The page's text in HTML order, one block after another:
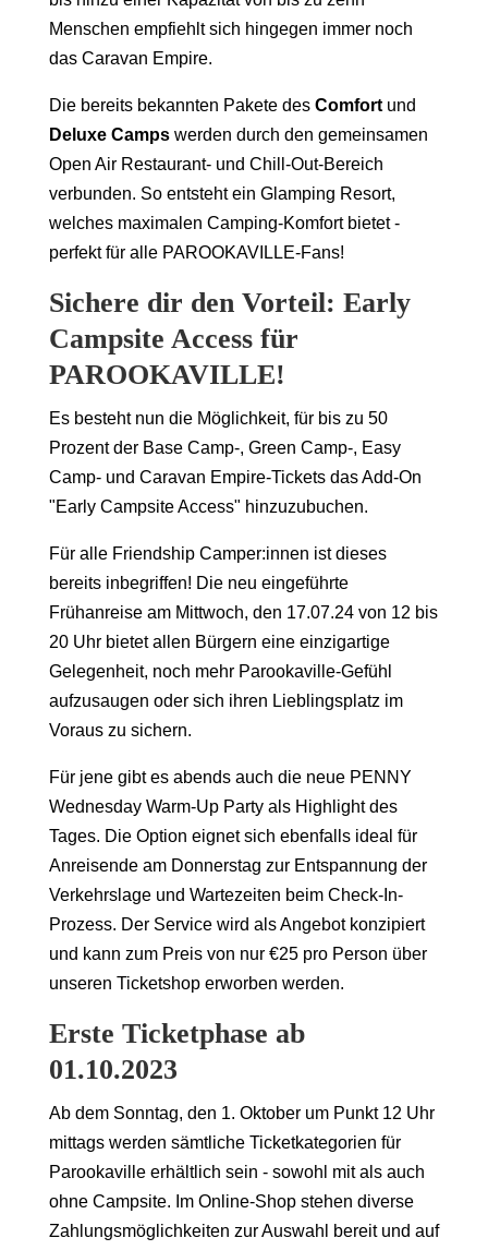
Menschen empfiehlt sich hingegen immer noch
das Caravan Empire.
Die bereits bekannten Pakete des Comfort und
Deluxe Campswerden durch den gemeinsamen
Open Air Restaurant- und Chill-Out-Bereich
verbunden. So entsteht ein Glamping Resort,
welches maximalen Camping-Komfort bietet -
perfekt für alle PAROOKAVILLE-Fans!
Sichere dir den Vorteil: Early
Campsite Access für
PAROOKAVILLE!
Es besteht nun die Möglichkeit, für bis zu 50
Prozent der Base Camp-, Green Camp-, Easy
Camp- und Caravan Empire-Tickets das Add-On
"Early Campsite Access" hinzuzubuchen.
Für alle Friendship Camper:innen ist dieses
bereits inbegriffen! Die neu eingeführte
Frühanreise am Mittwoch, den 17.07.24 von 12 bis
20 Uhr bietet allen Bürgern eine einzigartige
Gelegenheit, noch mehr Parookaville-Gefühl
aufzusaugen oder sich ihren Lieblingsplatz im
Voraus zu sichern.
Für jene gibt es abends auch die neue PENNY
Wednesday Warm-Up Party als Highlight des
Tages. Die Option eignet sich ebenfalls ideal für
Anreisende am Donnerstag zur Entspannung der
Verkehrslage und Wartezeiten beim Check-In-
Prozess. Der Service wird als Angebot konzipiert
und kann zum Preis von nur €25 pro Person über
unseren Ticketshop erworben werden.
Erste Ticketphase ab
01.10.2023
Ab dem Sonntag, den 1. Oktober um Punkt 12 Uhr
mittags werden sämtliche Ticketkategorien für
Parookaville erhältlich sein - sowohl mit als auch
ohne Campsite. Im Online-Shop stehen diverse
Zahlungsmöglichkeiten zur Auswahl bereit und auf